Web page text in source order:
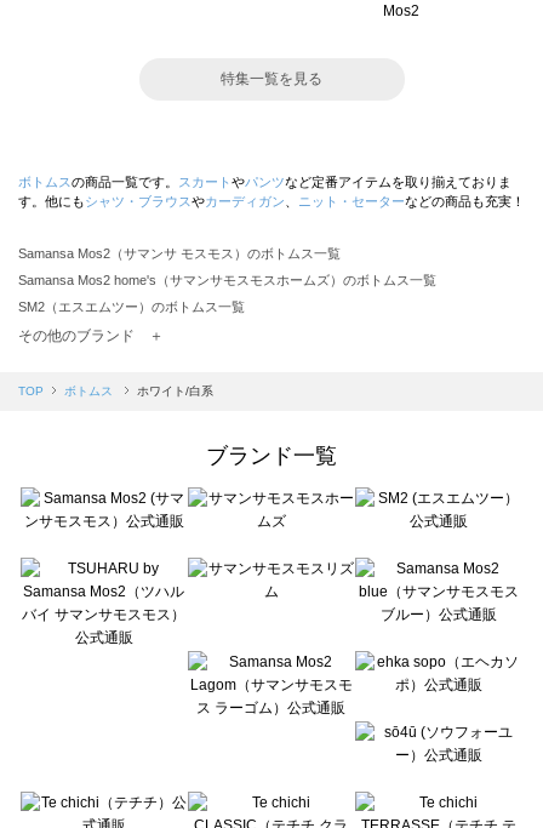
特集一覧を見る
ボトムスの商品一覧です。 スカート やパンツなど定番アイテムを取り揃えておりま
す。他にもシャツ・ブラウスやカーディガン ニット・セーターなどの商品も充実！
Samansa Mos2（サマンサ モスモス）のボトムス一覧
Samansa Mos2 home's（サマンサモスモスホームズ）のボトムス一覧
SM2（エスエムツー）のボトムス一覧
TSUHARU by Samansa Mos2（ツハルバイサマンサモスモス）のボトムス一覧
Samansa Mos2 blue（サマンサモスモス ブルー）のボトムス一覧
sō4ū（ソウフォーユー）のボトムス一覧
Te chichi（テチチ）のボトムス一覧
Te chichi CLASSIC（テチチ クラシック）のボトムス一覧
Lugnoncure（ルノンキュール）のボトムス一覧
BETTY'S BLUE（べティーズブルー）のボトムス一覧
Wpc.（ワールドパーティー）のボトムス一覧
その他のブランド ＋
TOP ボトムス ホワイト/白系
ブランド一覧